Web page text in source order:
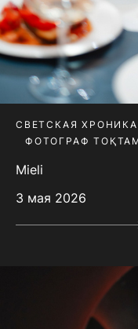
СВЕТСКАЯ ХРОНИКА
ФОТОГРАФ
Mieli
3 мая 2026